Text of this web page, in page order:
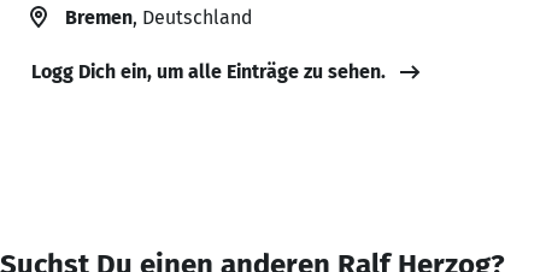
Bremen, Deutschland
Logg Dich ein, um alle Einträge zu sehen.
Suchst Du einen anderen Ralf Herzog?